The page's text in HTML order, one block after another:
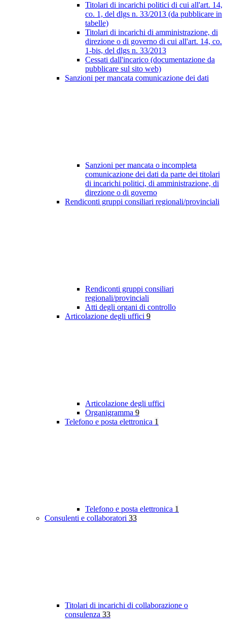
Titolari di incarichi politici di cui all'art. 14,
co. 1, del dlgs n. 33/2013 (da pubblicare in
tabelle)
Titolari di incarichi di amministrazione, di
direzione o di governo di cui all'art. 14, co.
1-bis, del dlgs n. 33/2013
Cessati dall'incarico (documentazione da
pubblicare sul sito web)
Sanzioni per mancata comunicazione dei dati
Sanzioni per mancata o incompleta
comunicazione dei dati da parte dei titolari
di incarichi politici, di amministrazione, di
direzione o di governo
Rendiconti gruppi consiliari regionali/provinciali
Rendiconti gruppi consiliari
regionali/provinciali
Atti degli organi di controllo
Articolazione degli uffici 9
Articolazione degli uffici
Organigramma 9
Telefono e posta elettronica 1
Telefono e posta elettronica 1
Consulenti e collaboratori 33
Titolari di incarichi di collaborazione o
consulenza 33